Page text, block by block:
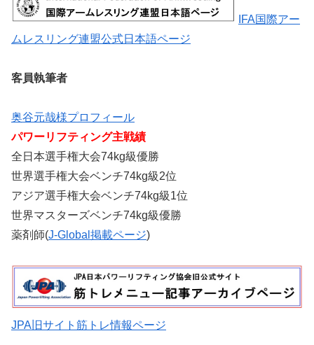
IFA国際アー
ムレスリング連盟公式日本語ページ
客員執筆者
奥谷元哉様プロフィール
パワーリフティング主戦績
全日本選手権大会74kg級優勝
世界選手権大会ベンチ74kg級2位
アジア選手権大会ベンチ74kg級1位
世界マスターズベンチ74kg級優勝
薬剤師(J-Global掲載ページ)
JPA旧サイト筋トレ情報ページ